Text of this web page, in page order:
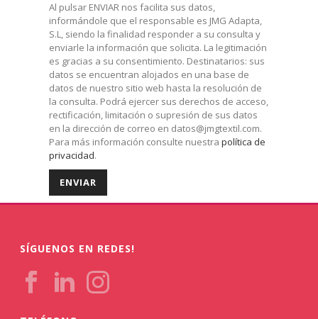
Al pulsar ENVIAR nos facilita sus datos,
informándole que el responsable es JMG Adapta,
S.L, siendo la finalidad responder a su consulta y
enviarle la información que solicita. La legitimación
es gracias a su consentimiento. Destinatarios: sus
datos se encuentran alojados en una base de
datos de nuestro sitio web hasta la resolución de
la consulta. Podrá ejercer sus derechos de acceso,
rectificación, limitación o supresión de sus datos
en la dirección de correo en datos@jmgtextil.com.
Para más información consulte nuestra política de
privacidad.
SÍGUENOS EN REDES!